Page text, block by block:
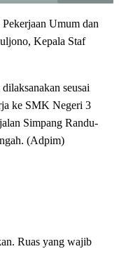
Umum dan
Kepala Staf
seusai
ke SMK Negeri 3
Simpang Randu-
(Adpim)
Ruas yang wajib